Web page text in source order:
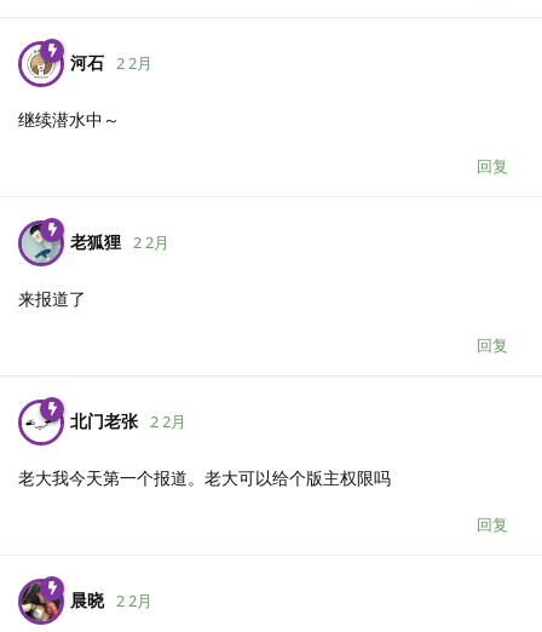
河石 2 2月
继续潜水中～
回复
老狐狸 2 2月
来报道了
回复
北门老张 2 2月
老大我今天第一个报道。老大可以给个版主权限吗
回复
晨晓 2 2月